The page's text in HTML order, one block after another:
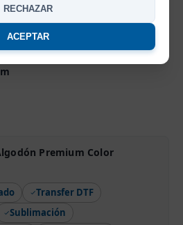
RECHAZAR
ACEPTAR
Premium Color
Transfer DTF
Sublimación